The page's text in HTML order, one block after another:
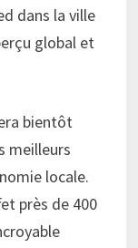
dans la ville
global et
bientôt
meilleurs
locale.
près de 400